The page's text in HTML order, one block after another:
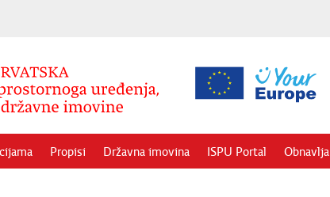
Propisi Državna imovina ISPU Portal